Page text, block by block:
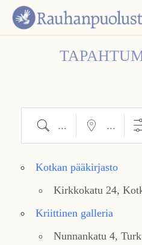
Hae Lähellä...
Kotkan pääkirjasto
Kirkkokatu 24,
Kriittinen galleria
Nunnankatu 4,